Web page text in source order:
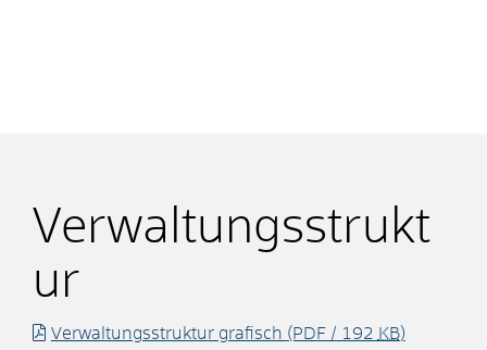
Verwaltungsstrukt
ur
Verwaltungsstruktur grafisch (PDF / 192 KB)